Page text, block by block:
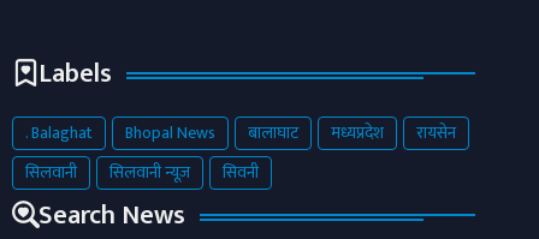
Labels
. Balaghat Bhopal News बालाघाट मध्यप्रदेश
रायसेन
सिलवानी
सिलवानी न्यूज़ सिवनी
Search News